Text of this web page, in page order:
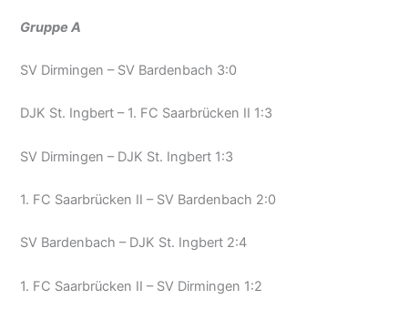
Gruppe A
SV Dirmingen – SV Bardenbach 3:0
DJK St. Ingbert – 1. FC Saarbrücken II 1:3
SV Dirmingen – DJK St. Ingbert 1:3
1. FC Saarbrücken II – SV Bardenbach 2:0
SV Bardenbach – DJK St. Ingbert 2:4
1. FC Saarbrücken II – SV Dirmingen 1:2